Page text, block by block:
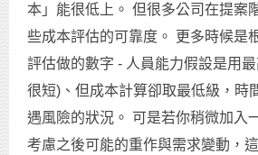
本」能很低上。 但很多公司在提案
些成本評估的可靠度。 更多時候是
評估做的數字 - 人員能力假設是用
很短)、但成本計算卻取最低級，時
遇風險的狀況。 可是若你稍微加入
考慮之後可能的重作與需求變動，